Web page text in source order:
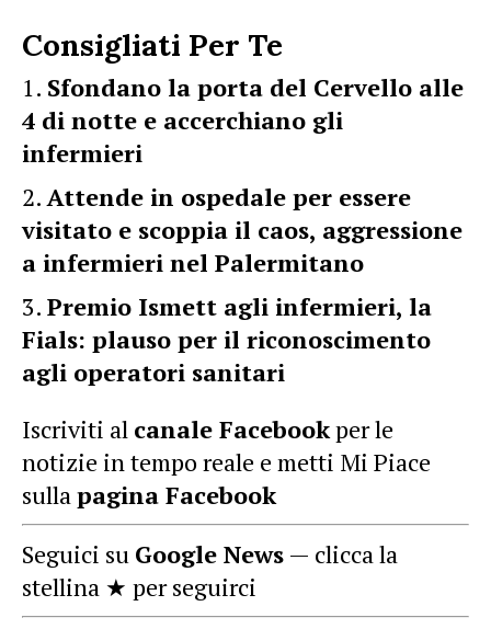
Consigliati Per Te
Sfondano la porta del Cervello alle
4 di notte e accerchiano gli
infermieri
Attende in ospedale per essere
visitato e scoppia il caos, aggressione
a infermieri nel Palermitano
Premio Ismett agli infermieri, la
Fials: plauso per il riconoscimento
agli operatori sanitari
Iscriviti al canale Facebookper le
notizie in tempo reale e metti Mi Piace
sullapagina Facebook
Seguici su Google News — clicca la
stellina ★ per seguirci